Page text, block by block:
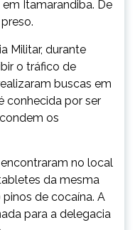
Itamarandiba. De
Militar, durante
o tráfico de
buscas em
conhecida por ser
os
no local
da mesma
de cocaína. A
para a delegacia